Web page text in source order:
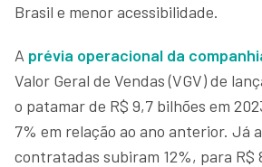
Brasil e menor acessibilidade.
A prévia operacional da
Valor Geral de Vendas (VGV) de
o patamar de R$ 9,7 bilhões em
7% em relação ao ano anterior. Já
contratadas subiram 12%, para R$